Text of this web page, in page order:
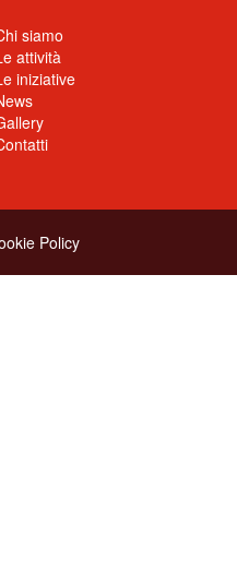
siamo
attività
iniziative
Policy